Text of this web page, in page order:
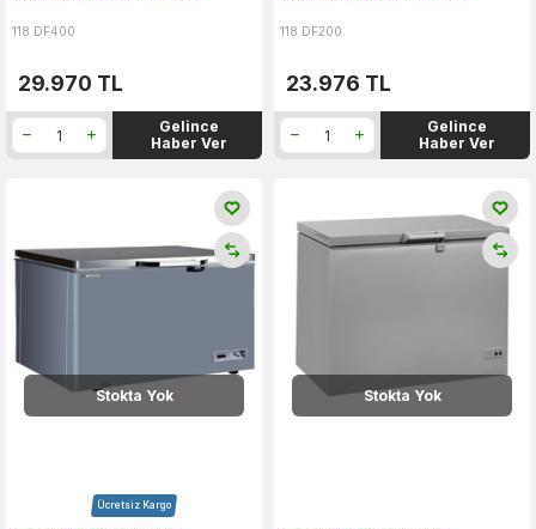
118.DF400
29.970 TL
Gelince
Haber Ver
118.DF200
23.976 TL
Gelince
Haber Ver
Stokta Yok
Ücretsiz Kargo
Stokta Yok